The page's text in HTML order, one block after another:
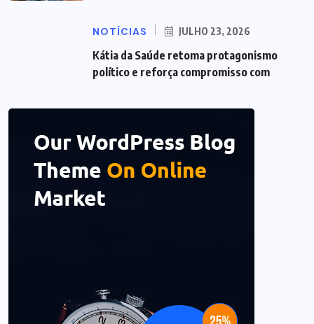
NOTÍCIAS JULHO 23, 2026
Kátia da Saúde retoma protagonismo
político e reforça compromisso com